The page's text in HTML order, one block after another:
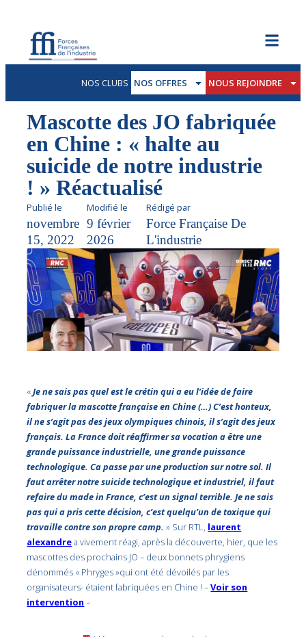
NOS CLUBS NOS OFFRES NOUS REJOINDRE
Mascotte des JO fabriquée
en Chine : « halte au
suicide de notre industrie
! » Réactualisé
Publié le
novembre
15, 2022
Modifié le
9 février
2026
Rédigé par
Force Française De
L'industrie
«Je ne sais pas quel est le crétin qui a eu l’idée de faire
fabriquer la mascotte française en Chine (…) C’est honteux,
il ne s’agit pas des jeux olympiques chinois, il s’agit des jeux
français. La France doit réaffirmer sa vocation a être une
grande puissance industrielle, une grande puissance
technologique. Ca passe par une production sur notre sol. Il
faut arrêter notre suicide technologique et industriel, il faut
refaire du made in France, c’est un signal terrible. Je ne sais
pas qui a pris cette décision, c’est quelqu’un de toxique qui
travaille contre son propre camp. » Sur RTL, laurent
alexandrea vivement réagi, après la découverte, hier, que les
mascottes des prochains JO – deux bonnets phrygiens
dénommés « Phryges »qui ont été dévoilés par les
organisateurs- étaient fabriquées en Chine ! –Voir son
intervention –